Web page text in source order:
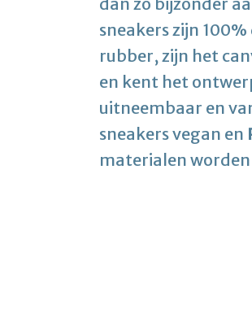
sneakers zijn
rubber, zijn het
en kent het
uitneembaar en
sneakers vegan en
materialen